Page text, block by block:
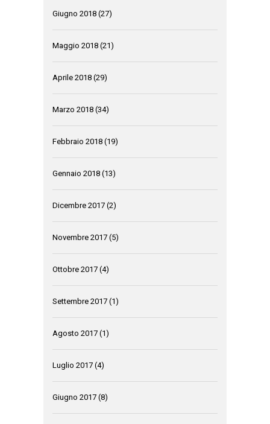
Giugno 2018 (27)
Maggio 2018 (21)
Aprile 2018 (29)
Marzo 2018 (34)
Febbraio 2018 (19)
Gennaio 2018 (13)
Dicembre 2017 (2)
Novembre 2017 (5)
Ottobre 2017 (4)
Settembre 2017 (1)
Agosto 2017 (1)
Luglio 2017 (4)
Giugno 2017 (8)